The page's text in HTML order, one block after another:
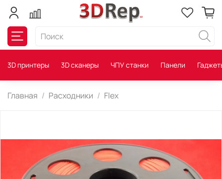
3D принтеры 3D сканеры ЧПУ станки Панели
Главная Расходники Flex